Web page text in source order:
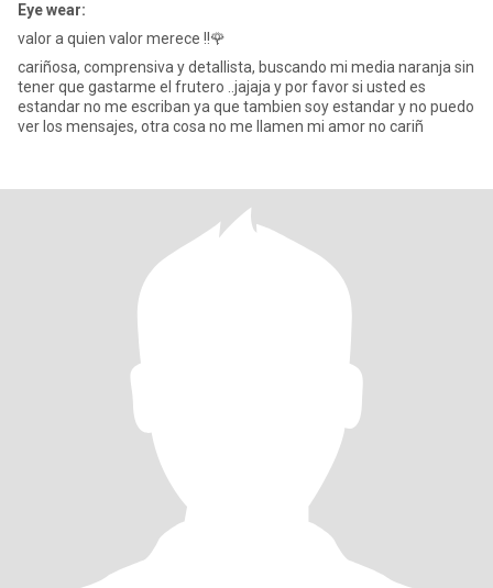
Eye wear:
valor a quien valor merece !!🌹
cariñosa, comprensiva y detallista, buscando mi media naranja sin
tener que gastarme el frutero ..jajaja y por favor si usted es
estandar no me escriban ya que tambien soy estandar y no puedo
ver los mensajes, otra cosa no me llamen mi amor no cariñ